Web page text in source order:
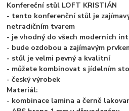
Konfereční stůl LOFT KRISTIÁN
- tento konferenční stůl je
netradičním tvarem
- je vhodný do všech moderních
- bude ozdobou a zajímavým
- stůl je velmi pevný a kvalitní
- můžete kombinovat s jídelním
- český výrobek
Materiál:
- kombinace lamina a černě